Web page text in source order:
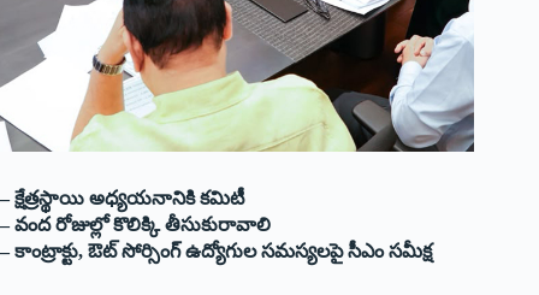
– క్షేత్రస్థాయి అధ్యయనానికి కమిటీ
– వంద రోజుల్లో కొలిక్కి తీసుకురావాలి
– కాంట్రాక్టు, ఔట్ సోర్సింగ్ ఉద్యోగుల సమస్యలపై సీఎం సమీక్ష